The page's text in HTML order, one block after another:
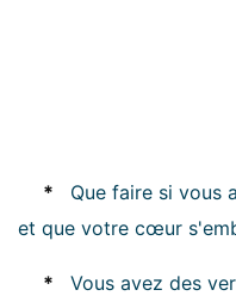
*
Que faire si vous
et que votre cœur
*
Vous avez des